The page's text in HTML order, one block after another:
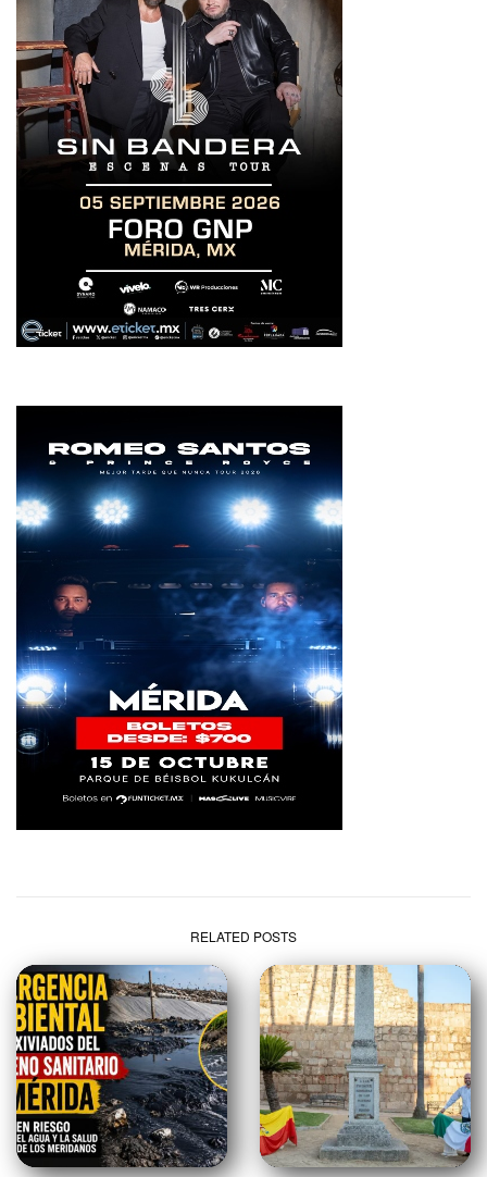
RELATED POSTS